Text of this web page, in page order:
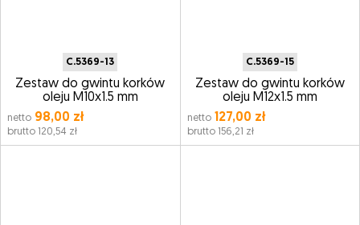
C.5369-13
Zestaw do gwintu korków
oleju M10x1.5 mm
netto 98,00 zł
brutto 120,54 zł
C.5369-15
Zestaw do gwintu korków
oleju M12x1.5 mm
netto127,00 zł
brutto 156,21 zł